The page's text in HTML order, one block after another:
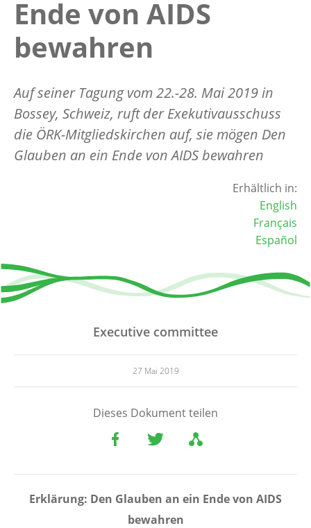
Ende von AIDS
bewahren
Auf seiner Tagung vom 22.-28. Mai 2019 in
Bossey, Schweiz, ruft der Exekutivausschuss
die ÖRK-Mitgliedskirchen auf, sie mögen Den
Glauben an ein Ende von AIDS bewahren
Erhältlich in:
English
Français
Español
Executive committee
27 Mai 2019
Dieses Dokument teilen
Erklärung: Den Glauben an ein Ende von AIDS
bewahren